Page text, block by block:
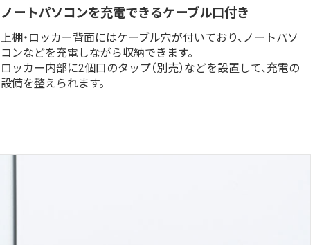
ノートパソコンを充電できるケーブル口付き
上棚・ロッカー背面にはケーブル穴が付いており、ノートパソ
コンなどを充電しながら収納できます。
ロッカー内部に2個口のタップ（別売）などを設置して、充電の
設備を整えられます。